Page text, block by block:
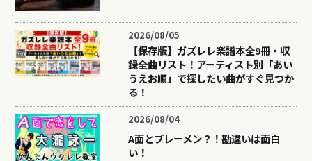
2026/08/05
【保存版】ガズレレ楽譜本全9冊・収
録全曲リスト！アーティスト別「あい
うえお順」で探したい曲がすぐ見つか
る！
2026/08/04
A面とブレーメン？！勘違いは面白
い！